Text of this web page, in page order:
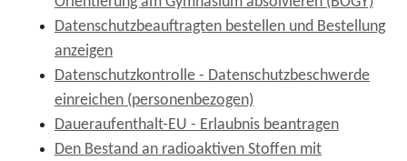
Datenschutzbeauftragten bestellen und Bestellung
anzeigen
Datenschutzkontrolle - Datenschutzbeschwerde
einreichen (personenbezogen)
Daueraufenthalt-EU - Erlaubnis beantragen
Den Bestand an radioaktiven Stoffen mit